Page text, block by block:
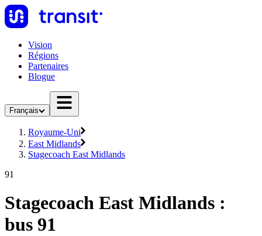
Vision
Régions
Partenaires
Blogue
Français
Royaume-Uni
East Midlands
Stagecoach East Midlands
91
Stagecoach East Midlands :
bus 91